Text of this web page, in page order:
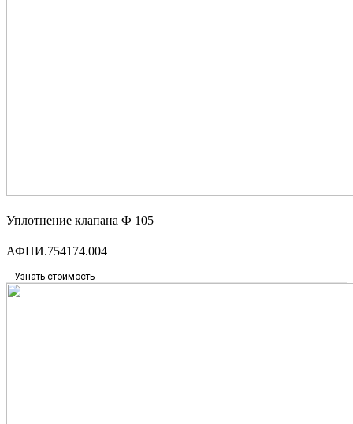
Уплотнение клапана Ф 105
АФНИ.754174.004
Узнать стоимость